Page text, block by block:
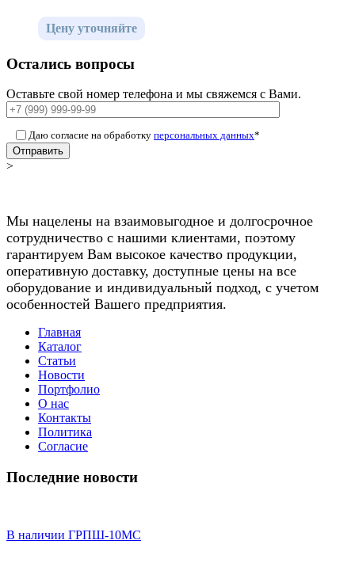
Цену уточняйте
Остались вопросы
Оставьте свой номер телефона и мы свяжемся с Вами.
Даю согласие на обработку персональных данных*
Отправить
>
Мы нацелены на взаимовыгодное и долгосрочное
сотрудничество с нашими клиентами, поэтому
гарантируем Вам высокое качество продукции,
оперативную доставку, доступные цены на все
оборудование и индивидуальный подход, с учетом
особенностей Вашего предприятия.
Главная
Каталог
Статьи
Новости
Портфолио
О нас
Контакты
Политика
Согласие
Последние новости
В наличии ГРПШ-10МС